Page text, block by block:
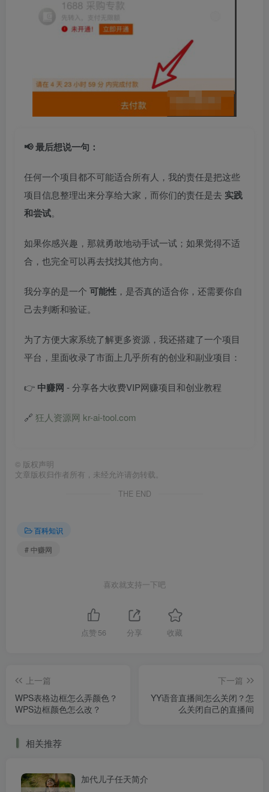
📢 最后想说一句：
任何一个项目都不可能适合所有人，我的责任是把这些
项目信息整理出来分享给大家，而你们的责任是去 实践
和尝试。
如果你感兴趣，那就勇敢地动手试一试；如果觉得不适
合，也完全可以再去找找其他方向。
我分享的是一个 可能性 ，是否真的适合你，还需要你自
己去判断和验证。
为了方便大家系统了解更多资源，我还搭建了一个项目
平台，里面收录了市面上几乎所有的创业和副业项目：
👉 中赚网 - 分享各大收费VIP网赚项目和创业教程
🔗 狂人资源网 kr-ai-tool.com
© 版权声明
文章版权归作者所有，未经允许请勿转载。
THE END
百科知识
# 中赚网
喜欢就支持一下吧
点赞 56 分享 收藏
上一篇
WPS表格边框怎么弄颜色？
WPS边框颜色怎么改？
下一篇
YY语音直播间怎么关闭？怎
么关闭自己的直播间
相关推荐
加代儿子任天简介